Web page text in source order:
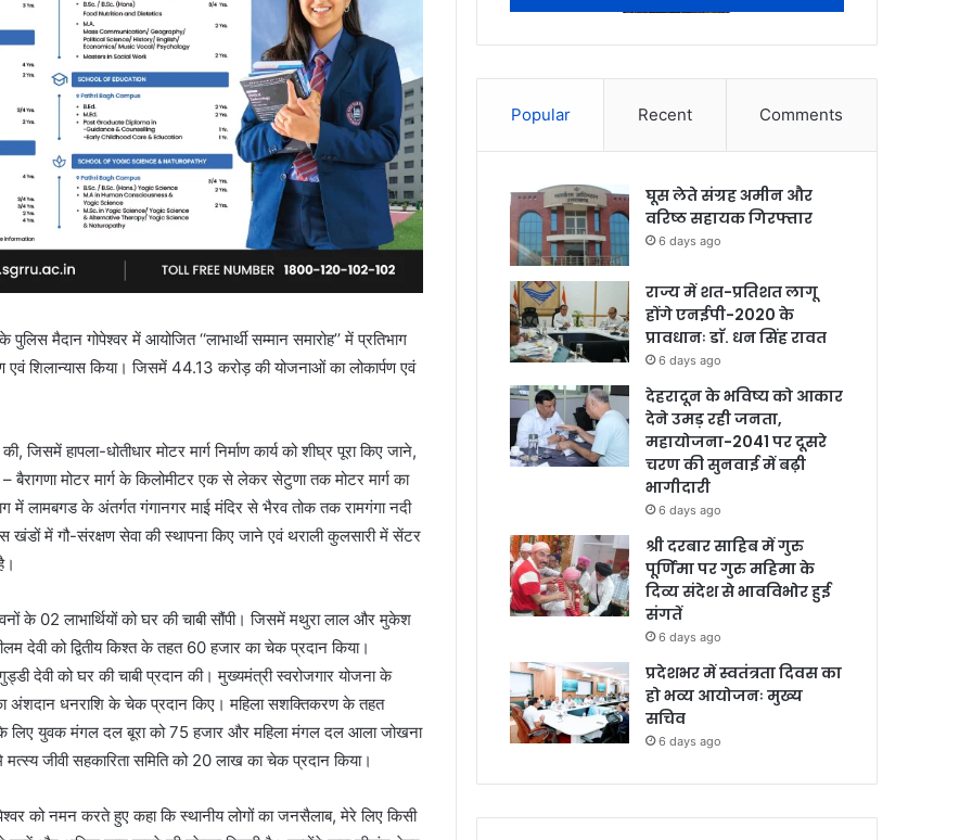
मैदान गोपेश्वर में आयोजित ‘‘लाभार्थी सम्मान समारोह’’ में प्रतिभाग
शिलान्यास किया। जिसमें 44.13 करोड़ की योजनाओं का लोकार्पण एवं
हापला-धोतीधार मोटर मार्ग निर्माण कार्य को शीघ्र पूरा किए जाने,
बैरागणा मोटर मार्ग के किलोमीटर एक से लेकर सेटुणा तक मोटर मार्ग का
में लामबगड के अंतर्गत गंगानगर माई मंदिर से भैरव तोक तक रामगंगा नदी
खंडों में गौ-संरक्षण सेवा की स्थापना किए जाने एवं थराली कुलसारी में सेंटर
के 02 लाभार्थियों को घर की चाबी सौंपी। जिसमें मथुरा लाल और मुकेश
देवी को द्वितीय किश्त के तहत 60 हजार का चेक प्रदान किया।
देवी को घर की चाबी प्रदान की। मुख्यमंत्री स्वरोजगार योजना के
अंशदान धनराशि के चेक प्रदान किए। महिला सशक्तिकरण के तहत
के लिए युवक मंगल दल बूरा को 75 हजार और महिला मंगल दल आला जोखना
जीवी सहकारिता समिति को 20 लाख का चेक प्रदान किया।
को नमन करते हुए कहा कि स्थानीय लोगों का जनसैलाब, मेरे लिए किसी
Popular Recent Comments
घूस लेते संग्रह अमीन और
वरिष्ठ सहायक गिरफ्तार
6 days ago
राज्य में शत-प्रतिशत लागू
होंगे एनईपी-2020 के
प्रावधानः डाॅ. धन सिंह रावत
6 days ago
देहरादून के भविष्य को आकार
देने उमड़ रही जनता,
महायोजना-2041 पर दूसरे
चरण की सुनवाई में बढ़ी
भागीदारी
6 days ago
श्री दरबार साहिब में गुरु
पूर्णिमा पर गुरु महिमा के
दिव्य संदेश से भावविभोर हुई
संगतें
6 days ago
प्रदेशभर में स्वतंत्रता दिवस का
हो भव्य आयोजनः मुख्य
सचिव
6 days ago